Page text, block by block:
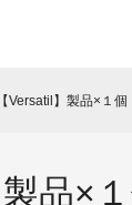
Versatil】製品×１個
品×